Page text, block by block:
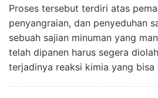
Proses tersebut terdiri atas
penyangraian, dan penyeduhan
sebuah sajian minuman yang
telah dipanen harus segera
terjadinya reaksi kimia yang